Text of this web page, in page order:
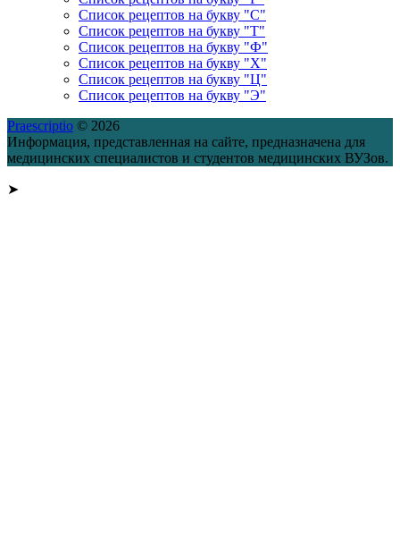
Список рецептов на букву "С"
Список рецептов на букву "Т"
Список рецептов на букву "Ф"
Список рецептов на букву "Х"
Список рецептов на букву "Ц"
Список рецептов на букву "Э"
Praescriptio © 2026
Информация, представленная на сайте, предназначена для
медицинских специалистов и студентов медицинских ВУЗов.
➤